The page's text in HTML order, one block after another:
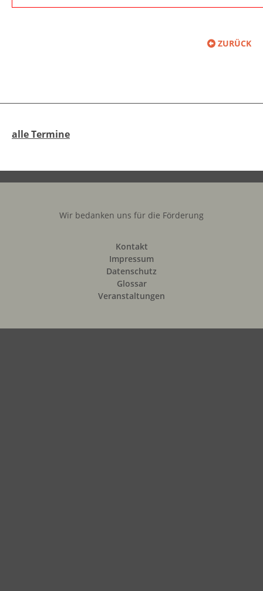
ZURÜCK
alle Termine
Wir bedanken uns für die Förderung
Kontakt
Impressum
Datenschutz
Glossar
Veranstaltungen